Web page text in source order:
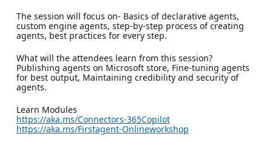
The session will focus on- Basics of declarative agents,
custom engine agents, step-by-step process of creating
agents, best practices for every step.
What will the attendees learn from this session?
Publishing agents on Microsoft store, Fine-tuning agents
for best output, Maintaining credibility and security of
agents.
Learn Modules
https://aka.ms/Connectors-365Copilot
https://aka.ms/Firstagent-Onlineworkshop